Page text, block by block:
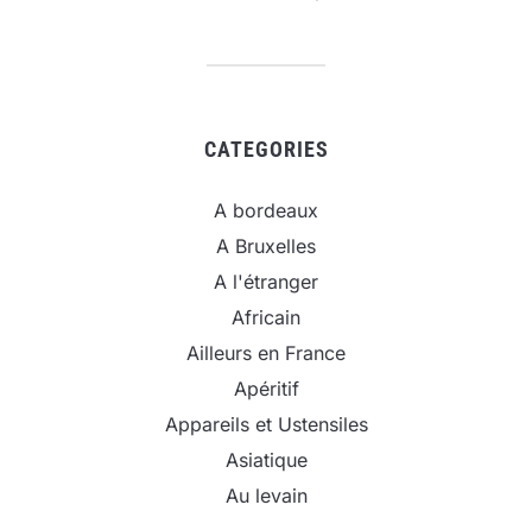
CATEGORIES
A bordeaux
A Bruxelles
A l'étranger
Africain
Ailleurs en France
Apéritif
Appareils et Ustensiles
Asiatique
Au levain